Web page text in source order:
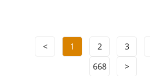
< 1 2 3
668
>